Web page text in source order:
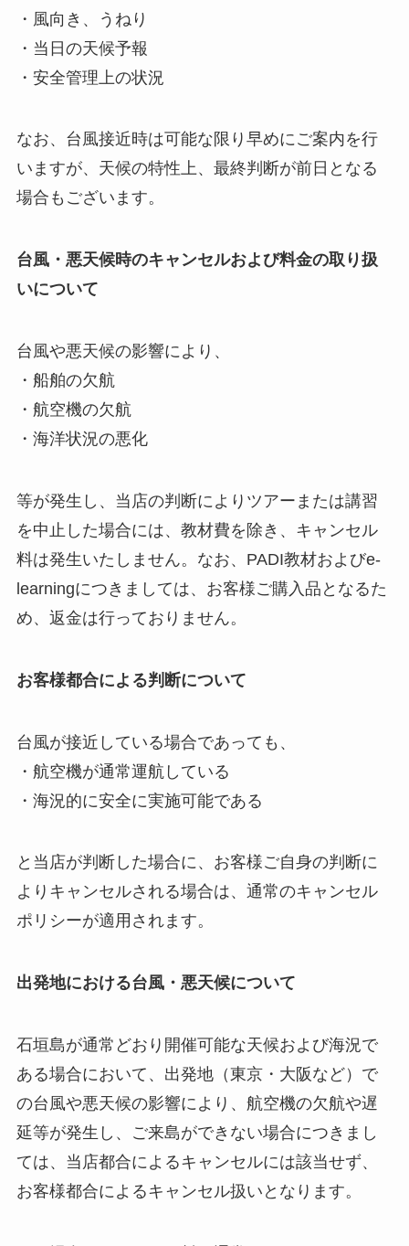
・風向き、うねり
・当日の天候予報
・安全管理上の状況
なお、台風接近時は可能な限り早めにご案内を行
いますが、天候の特性上、最終判断が前日となる
場合もございます。
台風・悪天候時のキャンセルおよび料金の取り扱
いについて
台風や悪天候の影響により、
・船舶の欠航
・航空機の欠航
・海洋状況の悪化
等が発生し、当店の判断によりツアーまたは講習
を中止した場合には、教材費を除き、キャンセル
料は発生いたしません。なお、PADI教材およびe-
learningにつきましては、お客様ご購入品となるた
め、返金は行っておりません。
お客様都合による判断について
台風が接近している場合であっても、
・航空機が通常運航している
・海況的に安全に実施可能である
と当店が判断した場合に、お客様ご自身の判断に
よりキャンセルされる場合は、通常のキャンセル
ポリシーが適用されます。
出発地における台風・悪天候について
石垣島が通常どおり開催可能な天候および海況で
ある場合において、出発地（東京・大阪など）で
の台風や悪天候の影響により、航空機の欠航や遅
延等が発生し、ご来島ができない場合につきまし
ては、当店都合によるキャンセルには該当せず、
お客様都合によるキャンセル扱いとなります。